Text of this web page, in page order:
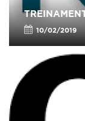
10/02/2019